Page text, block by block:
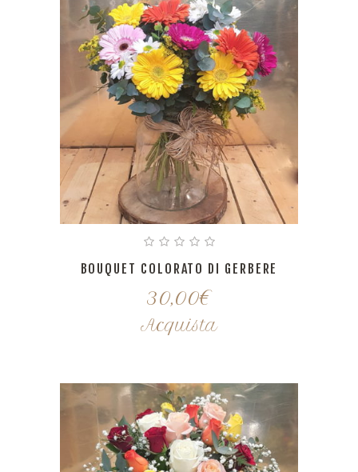
BOUQUET COLORATO DI GERBERE
30,00€
Acquista